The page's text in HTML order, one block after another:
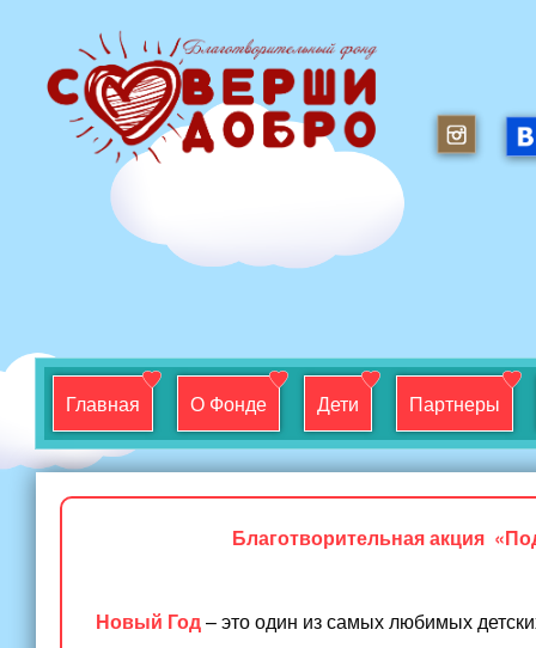
Главная О Фонде Дети Партнеры
Благотворительная акция
Новый Год– это один из самых любимых